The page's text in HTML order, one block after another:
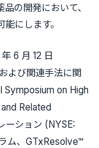
の開発において、
にします。
6 月 12 日
よび関連手法に関
Symposium on High
Related
ーション (NYSE:
ム、GTxResolve™